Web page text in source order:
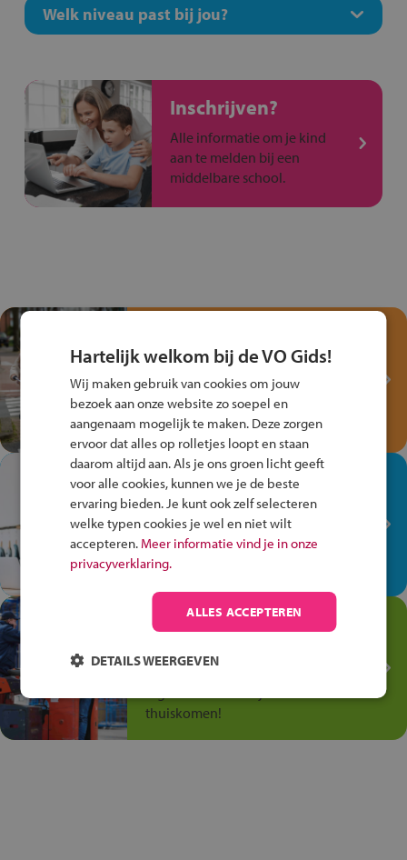
Welk niveau past bij jou?
Inschrijven?
Alle informatie om je kind
aan te melden bij een
middelbare school.
Fiets Veilig
Verkeersspel!
Speel het Fiets Veilig Verkeersspel
en win een Cortina-fiets!
In de winkel ben je op je
plek!
Ontdek via het vmbo jouw talent
op de winkelvloer, waar elke dag
anders is!
Jouw talent in de
thuiskomen!
Hartelijk welkom bij de VO Gids!
Wij maken gebruik van cookies om jouw
bezoek aan onze website zo soepel en
aangenaam mogelijk te maken. Deze zorgen
ervoor dat alles op rolletjes loopt en staan
daarom altijd aan. Als je ons groen licht geeft
voor alle cookies, kunnen we je de beste
ervaring bieden. Je kunt ook zelf selecteren
welke typen cookies je wel en niet wilt
accepteren. Meer informatie vind je in onze
privacyverklaring.
ALLES ACCEPTEREN
DETAILS WEERGEVEN